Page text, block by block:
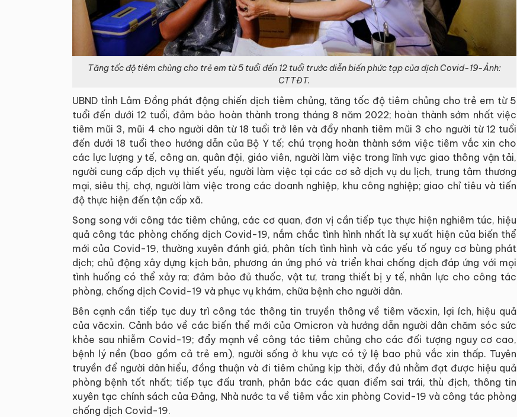
Tăng tốc độ tiêm chủng cho trẻ em từ 5 tuổi đến 12 tuổi trước diễn biến phức tạp của dịch Covid-19-Ảnh:
CTTĐT.
UBND tỉnh Lâm Đồng phát động chiến dịch tiêm chủng, tăng tốc độ tiêm chủng cho trẻ em từ 5
tuổi đến dưới 12 tuổi, đảm bảo hoàn thành trong tháng 8 năm 2022; hoàn thành sớm nhất việc
tiêm mũi 3, mũi 4 cho người dân từ 18 tuổi trở lên và đẩy nhanh tiêm mũi 3 cho người từ 12 tuổi
đến dưới 18 tuổi theo hướng dẫn của Bộ Y tế; chú trọng hoàn thành sớm việc tiêm vắc xin cho
các lực lượng y tế, công an, quân đội, giáo viên, người làm việc trong lĩnh vực giao thông vận tải,
người cung cấp dịch vụ thiết yếu, người làm việc tại các cơ sở dịch vụ du lịch, trung tâm thương
mại, siêu thị, chợ, người làm việc trong các doanh nghiệp, khu công nghiệp; giao chỉ tiêu và tiến
độ thực hiện đến tận cấp xã.
Song song với công tác tiêm chủng, các cơ quan, đơn vị cần tiếp tục thực hiện nghiêm túc, hiệu
quả công tác phòng chống dịch Covid-19, nắm chắc tình hình nhất là sự xuất hiện của biến thể
mới của Covid-19, thường xuyên đánh giá, phân tích tình hình và các yếu tố nguy cơ bùng phát
dịch; chủ động xây dựng kịch bản, phương án ứng phó và triển khai chống dịch đáp ứng với mọi
tình huống có thể xảy ra; đảm bảo đủ thuốc, vật tư, trang thiết bị y tế, nhân lực cho công tác
phòng, chống dịch Covid-19 và phục vụ khám, chữa bệnh cho người dân.
Bên cạnh cần tiếp tục duy trì công tác thông tin truyền thông về tiêm văcxin, lợi ích, hiệu quả
của văcxin. Cảnh báo về các biến thể mới của Omicron và hướng dẫn người dân chăm sóc sức
khỏe sau nhiễm Covid-19; đẩy mạnh về công tác tiêm chủng cho các đối tượng nguy cơ cao,
bệnh lý nền (bao gồm cả trẻ em), người sống ở khu vực có tỷ lệ bao phủ vắc xin thấp. Tuyên
truyền để người dân hiểu, đồng thuận và đi tiêm chủng kịp thời, đầy đủ nhằm đạt được hiệu quả
phòng bệnh tốt nhất; tiếp tục đấu tranh, phản bác các quan điểm sai trái, thù địch, thông tin
xuyên tạc chính sách của Đảng, Nhà nước ta về tiêm vắc xin phòng Covid-19 và công tác phòng
chống dịch Covid-19.